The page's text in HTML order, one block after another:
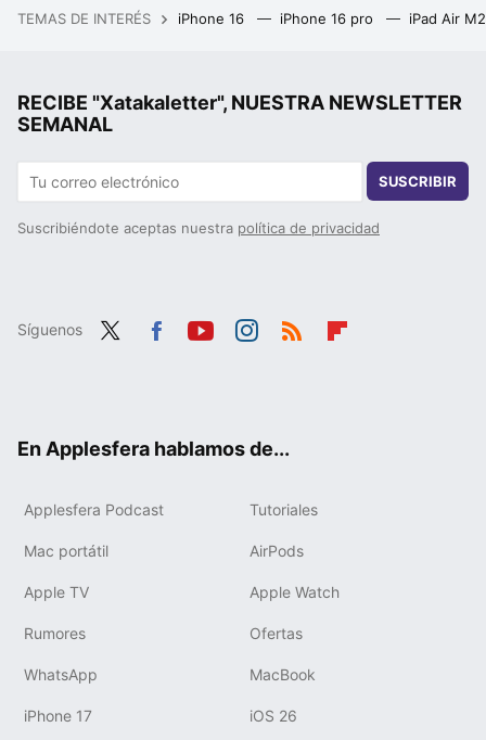
TEMAS DE INTERÉS iPhone 16 iPhone 16 pro iPad Air
RECIBE "Xatakaletter", NUESTRA NEWSLETTER
SEMANAL
SUSCRIBIR
Suscribiéndote aceptas nuestra política de privacidad
Síguenos
En Applesfera hablamos de...
Applesfera Podcast Tutoriales
Mac portátil AirPods
Apple TV Apple Watch
Rumores Ofertas
WhatsApp MacBook
iPhone 17 iOS 26